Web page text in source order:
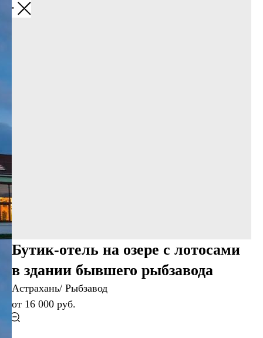
Назад
Бутик-отель на озере с лотосами
в здании бывшего рыбзавода
Астрахань/ Рыбзавод
от 16 000 руб.